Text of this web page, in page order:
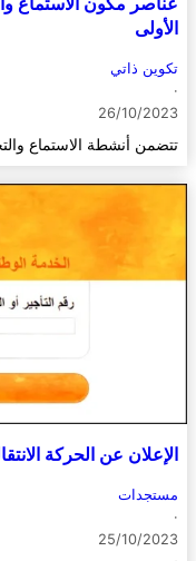
الأولى
تكوين ذاتي
·
26/10/2023
تتضمن أنشطة الاستماع
الإعلان عن الحركة
مستجدات
·
25/10/2023